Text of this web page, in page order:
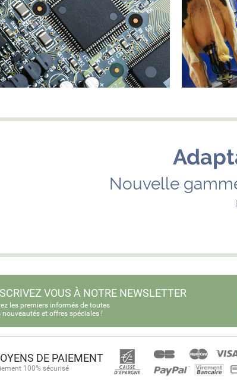
Nouvelle
VOUS À NOTRE NEWSLETTER
les premiers informés de toutes
nouveautés et offres spéciales !
DE PAIEMENT
100% sécurisé